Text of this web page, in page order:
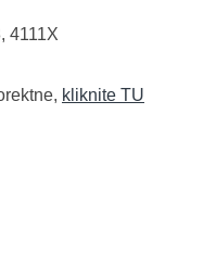
4111X
kliknite TU